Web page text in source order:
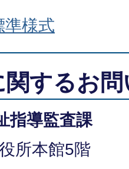
様式
関するお
指導監査課
所本館5階